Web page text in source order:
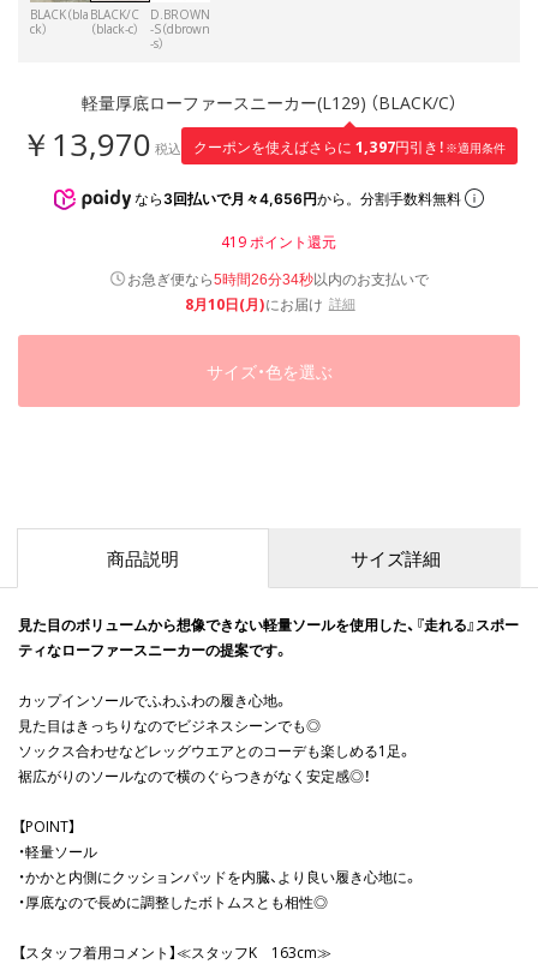
BLACK（bla
ck）
BLACK/C
（black-c）
D.BROWN
-S（dbrown
-s）
軽量厚底ローファースニーカー(L129) （BLACK/C）
￥13,970 税込 クーポンを使えばさらに 1,397円引き！ ※適用条件
なら 3回払いで月々4,656円から。分割手数料無料
419ポイント還元
お急ぎ便なら5時間26分34秒以内のお支払いで
8月10日(月)にお届け 詳細
サイズ・色を選ぶ
商品説明 サイズ詳細
見た目のボリュームから想像できない軽量ソールを使用した、『走れる』スポー
ティなローファースニーカーの提案です。
カップインソールでふわふわの履き心地。
見た目はきっちりなのでビジネスシーンでも◎
ソックス合わせなどレッグウエアとのコーデも楽しめる1足。
裾広がりのソールなので横のぐらつきがなく安定感◎！
【POINT】
・軽量ソール
・かかと内側にクッションパッドを内臓、より良い履き心地に。
・厚底なので長めに調整したボトムスとも相性◎
【スタッフ着用コメント】≪スタッフK 163cm≫